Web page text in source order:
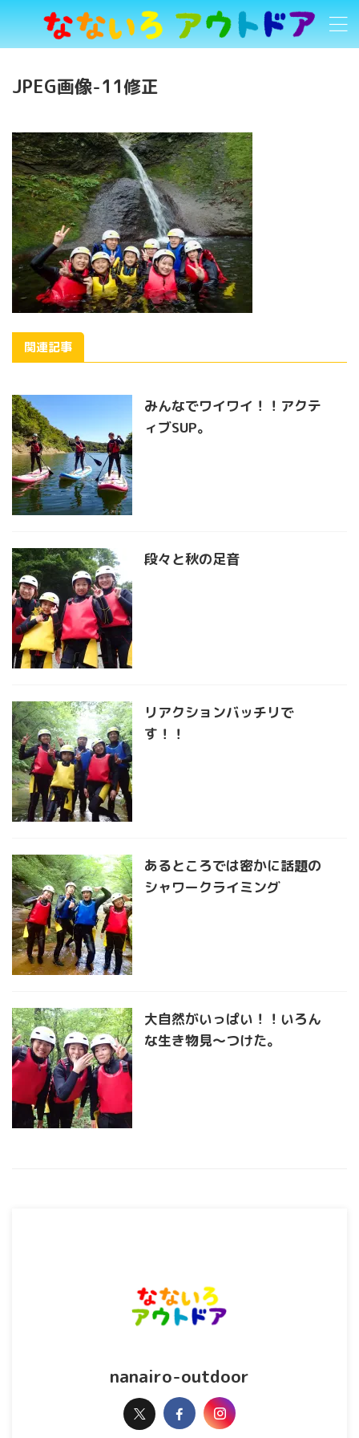
JPEG画像-11修正
関連記事
みんなでワイワイ！！アクテ
ィブSUP。
段々と秋の足音
リアクションバッチリで
す！！
あるところでは密かに話題の
シャワークライミング
大自然がいっぱい！！いろん
な生き物見〜つけた。
nanairo-outdoor